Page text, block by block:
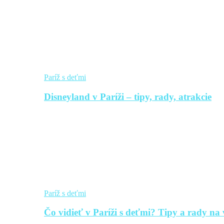
Paríž s deťmi
Disneyland v Paríži – tipy, rady, atrakcie
Paríž s deťmi
Čo vidieť v Paríži s deťmi? Tipy a rady na